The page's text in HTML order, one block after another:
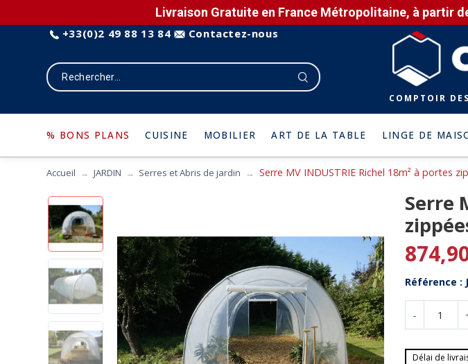
Livraison Gratuite en France Métropolitaine, à partir
+33(0)2 49 88 13 84 Contactez-nous
COMPTOIR
% BONS PLANS CUISINE MOBILIER ART DE LA TABLE LINGE DE
Accueil JARDIN Serres et Abris de jardin Serre MV INDUSTRIE Richel 18m² à portes
Serre
Référence :
-
Délai de